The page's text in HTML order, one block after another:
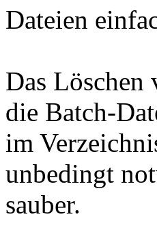
Dateien
Das
die Batch-
im
unbedingt
sauber.